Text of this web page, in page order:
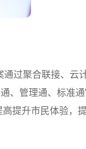
通过聚合联接、云
、管理通、标准通
高提升市民体验，提